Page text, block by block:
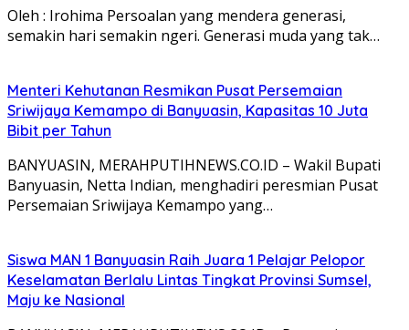
Oleh : Irohima Persoalan yang mendera generasi,
semakin hari semakin ngeri. Generasi muda yang tak…
Menteri Kehutanan Resmikan Pusat Persemaian
Sriwijaya Kemampo di Banyuasin, Kapasitas 10 Juta
Bibit per Tahun
BANYUASIN, MERAHPUTIHNEWS.CO.ID – Wakil Bupati
Banyuasin, Netta Indian, menghadiri peresmian Pusat
Persemaian Sriwijaya Kemampo yang…
Siswa MAN 1 Banyuasin Raih Juara 1 Pelajar Pelopor
Keselamatan Berlalu Lintas Tingkat Provinsi Sumsel,
Maju ke Nasional